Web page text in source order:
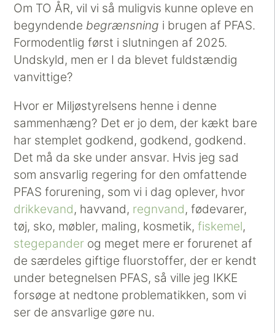
Om TO ÅR, vil vi så muligvis kunne opleve en
begyndende begrænsning i brugen af PFAS.
Formodentlig først i slutningen af 2025.
Undskyld, men er I da blevet fuldstændig
vanvittige?
Hvor er Miljøstyrelsens henne i denne
sammenhæng? Det er jo dem, der kækt bare
har stemplet godkend, godkend, godkend.
Det må da ske under ansvar. Hvis jeg sad
som ansvarlig regering for den omfattende
PFAS forurening, som vi i dag oplever, hvor
drikkevand, havvand, regnvand, fødevarer,
tøj, sko, møbler, maling, kosmetik, fiskemel,
stegepander og meget mere er forurenet af
de særdeles giftige fluorstoffer, der er kendt
under betegnelsen PFAS, så ville jeg IKKE
forsøge at nedtone problematikken, som vi
ser de ansvarlige gøre nu.